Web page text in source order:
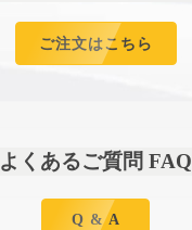
ご注文はこちら
よくあるご質問 FAQ
Q & A